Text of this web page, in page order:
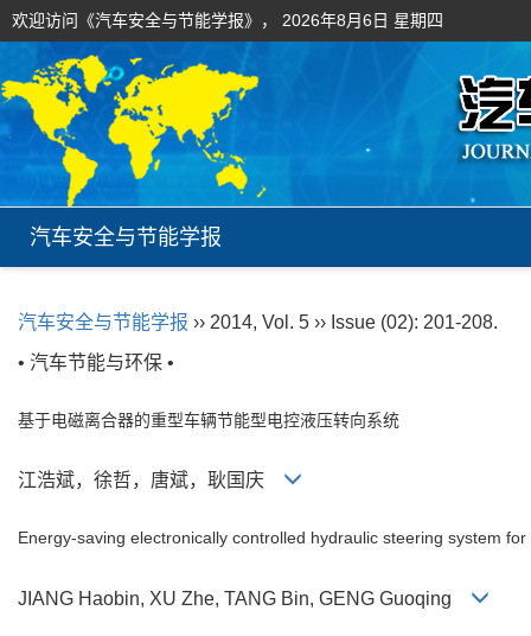
欢迎访问《汽车安全与节能学报》， 2026年8月6日 星期四
汽车安全与节能学报
汽车安全与节能学报 ›› 2014, Vol. 5 ›› Issue (02): 201-208.
• 汽车节能与环保 •
基于电磁离合器的重型车辆节能型电控液压转向系统
江浩斌，徐哲，唐斌，耿国庆
Energy-saving electronically controlled hydraulic steering system
JIANG Haobin, XU Zhe, TANG Bin, GENG Guoqing